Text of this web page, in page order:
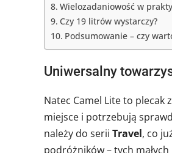
Wielozadaniowość w
Czy 19 litrów wystarczy?
Podsumowanie – czy
Uniwersalny
Natec Camel Lite to plecak
miejsce i potrzebują
należy do serii Travel, co
podróżników – tych